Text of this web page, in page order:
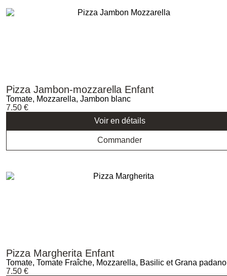
Pizza Jambon-mozzarella Enfant
Tomate, Mozzarella, Jambon blanc
7.50 €
Voir en détails
Commander
Pizza Margherita Enfant
Tomate, Tomate Fraîche, Mozzarella, Basilic et Grana padano
7.50 €